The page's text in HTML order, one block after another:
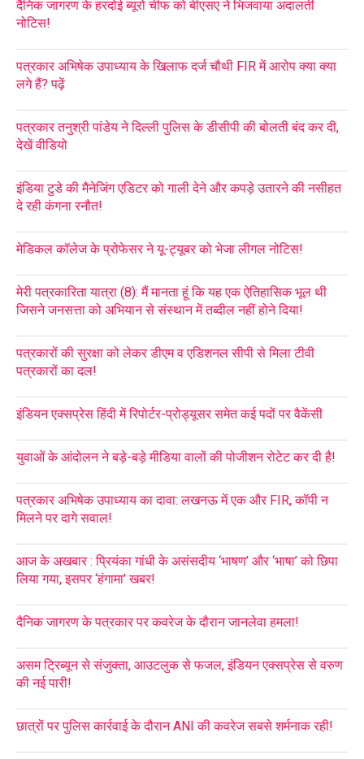
दैनिक जागरण के हरदोई ब्यूरो चीफ को बीएसए ने भिजवाया अदालती
नोटिस!
पत्रकार अभिषेक उपाध्याय के खिलाफ दर्ज चौथी FIR में आरोप क्या क्या
लगे हैं? पढ़ें
पत्रकार तनुश्री पांडेय ने दिल्ली पुलिस के डीसीपी की बोलती बंद कर दी,
देखें वीडियो
इंडिया टुडे की मैनेजिंग एडिटर को गाली देने और कपड़े उतारने की नसीहत
दे रही कंगना रनौत!
मेडिकल कॉलेज के प्रोफेसर ने यू-ट्यूबर को भेजा लीगल नोटिस!
मेरी पत्रकारिता यात्रा (8): मैं मानता हूं कि यह एक ऐतिहासिक भूल थी
जिसने जनसत्ता को अभियान से संस्थान में तब्दील नहीं होने दिया!
पत्रकारों की सुरक्षा को लेकर डीएम व एडिशनल सीपी से मिला टीवी
पत्रकारों का दल!
इंडियन एक्सप्रेस हिंदी में रिपोर्टर-प्रोड्यूसर समेत कई पदों पर वैकेंसी
युवाओं के आंदोलन ने बड़े-बड़े मीडिया वालों की पोजीशन रोटेट कर दी है!
पत्रकार अभिषेक उपाध्याय का दावा: लखनऊ में एक और FIR, कॉपी न
मिलने पर दागे सवाल!
आज के अखबार : प्रियंका गांधी के असंसदीय ‘भाषण’ और ‘भाषा’ को छिपा
लिया गया, इसपर ‘हंगामा’ खबर!
दैनिक जागरण के पत्रकार पर कवरेज के दौरान जानलेवा हमला!
असम ट्रिब्यून से संजुक्ता, आउटलुक से फजल, इंडियन एक्सप्रेस से वरुण
की नई पारी!
छात्रों पर पुलिस कार्रवाई के दौरान ANI की कवरेज सबसे शर्मनाक रही!